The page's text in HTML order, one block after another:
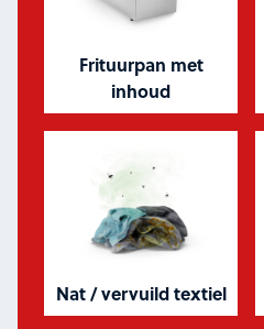
Frituurpan met
inhoud
Nat / vervuild textiel